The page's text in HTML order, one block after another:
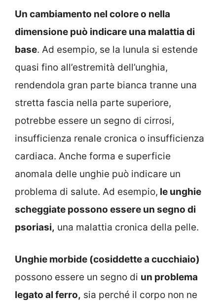
Un cambiamento nel colore o nella
dimensione può indicare una malattia di
base. Ad esempio, se la lunula si estende
quasi fino all’estremità dell’unghia,
rendendola gran parte bianca tranne una
stretta fascia nella parte superiore,
potrebbe essere un segno di cirrosi,
insufficienza renale cronica o insufficienza
cardiaca. Anche forma e superficie
anomala delle unghie può indicare un
problema di salute. Ad esempio, le unghie
scheggiate possono essere un segno di
psoriasi, una malattia cronica della pelle.
Unghie morbide (cosiddette a cucchiaio)
possono essere un segno di un problema
legato al ferro, sia perché il corpo non ne